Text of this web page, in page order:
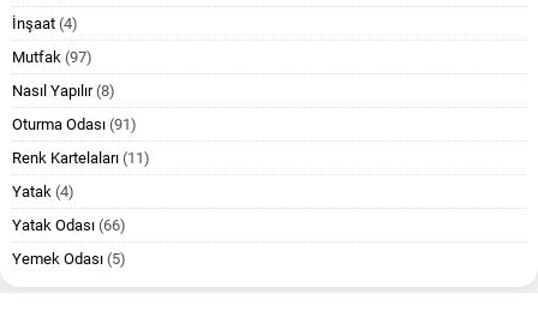
İnşaat (4)
Mutfak (97)
Nasıl Yapılır(8)
Oturma Odası (91)
Renk Kartelaları (11)
Yatak (4)
Yatak Odası (66)
Yemek Odası (5)